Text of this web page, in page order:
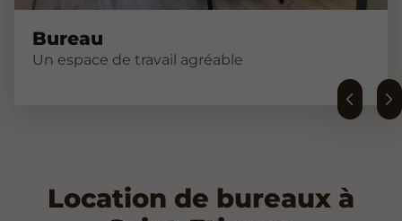
Bureau
Un espace de travail agréable
Location de bureaux à